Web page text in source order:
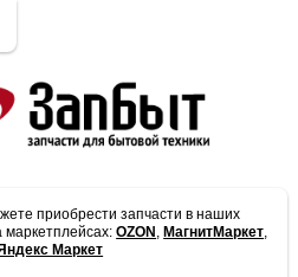
приобрести запчасти в наших
маркетплейсах:OZON , МагнитМаркет,
Маркет